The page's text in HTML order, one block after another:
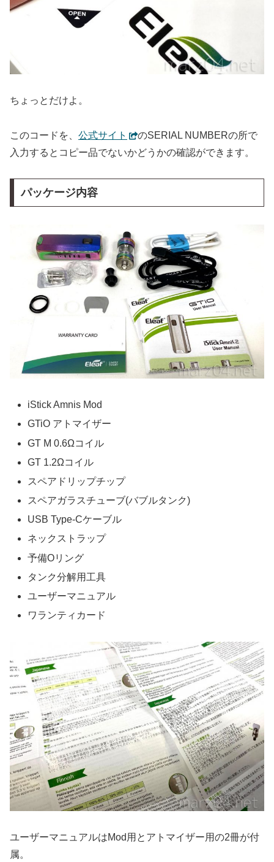
ちょっとだけよ。
このコードを、 公式サイト
のSERIAL NUMBERの所で
入力するとコピー品でないかどうかの確認ができます。
パッケージ内容
iStick Amnis Mod
GTiO アトマイザー
GT M 0.6Ωコイル
GT 1.2Ωコイル
スペアドリップチップ
スペアガラスチューブ(バブルタンク)
USB Type-Cケーブル
ネックストラップ
予備Oリング
タンク分解用工具
ユーザーマニュアル
ワランティカード
ユーザーマニュアルはMod用とアトマイザー用の2冊が付
属。